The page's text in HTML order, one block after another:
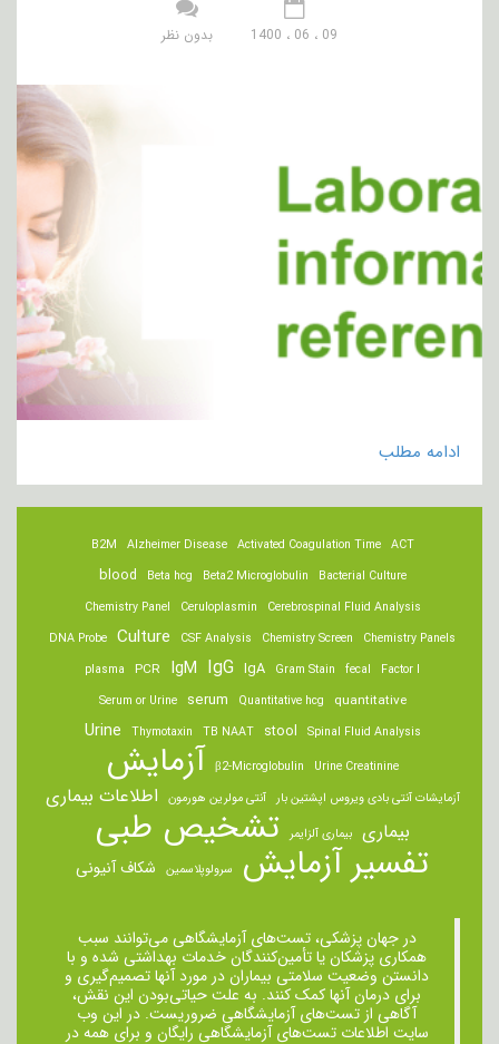
09 ، 06 ، 1400 بدون نظر
ادامه مطلب
ACT
Activated Coagulation Time
Alzheimer Disease
B2M
Bacterial Culture
Beta2 Microglobulin
Beta hcg
blood
Cerebrospinal Fluid Analysis
Ceruloplasmin
Chemistry Panel
Chemistry Panels
Chemistry Screen
CSF Analysis
Culture
DNA Probe
Factor I
fecal
Gram Stain
IgA
IgG
IgM
PCR
plasma
quantitative
Quantitative hcg
serum
Serum or Urine
Spinal Fluid Analysis
stool
TB NAAT
Thymotaxin
Urine
Urine Creatinine
β2-Microglobulin آزمایش
آزمایشات آنتی بادی ویروس اپشتین بار آنتی مولرین هورمون اطلاعات بیماری
بیماری بیماری آلزایمر تشخیص طبی
تفسیر آزمایش سرولوپلاسمین شکاف آنیونی
در جهان پزشکی، تست‌های آزمایشگاهی می‌توانند سبب
همکاری پزشکان یا تأمین‌کنندگان خدمات بهداشتی شده و با
دانستن وضعیت سلامتی بیماران در مورد آنها تصمیم‌گیری و
برای درمان ‌آنها کمک کنند. به علت حیاتی‌بودن این نقش،
آگاهی از تست‌های آزمایشگاهی ضروریست. در این وب
سایت اطلاعات تست‌های آزمایشگاهی رایگان و برای همه در